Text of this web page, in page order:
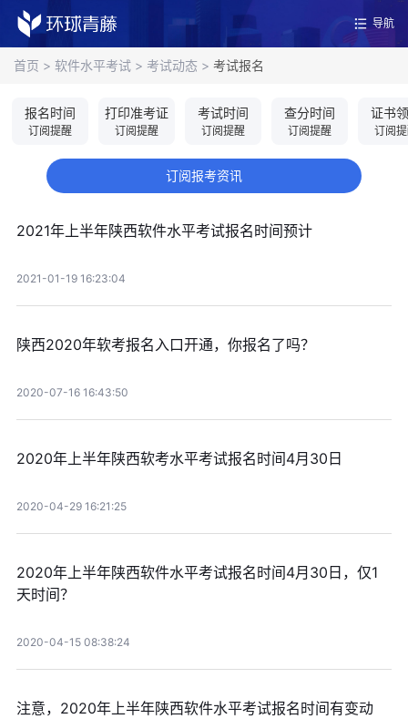
导航
首页 > 软件水平考试 > 考试动态 > 考试报名
报名时间
订阅提醒
打印准考证
订阅提醒
考试时间
订阅提醒
查分时间
订阅提醒
证书
订阅
订阅报考资讯
2021年上半年陕西软件水平考试报名时间预计
2021-01-19 16:23:04
陕西2020年软考报名入口开通，你报名了吗？
2020-07-16 16:43:50
2020年上半年陕西软考水平考试报名时间4月30日
2020-04-29 16:21:25
2020年上半年陕西软件水平考试报名时间4月30日，仅1
天时间？
2020-04-15 08:38:24
注意，2020年上半年陕西软件水平考试报名时间有变动